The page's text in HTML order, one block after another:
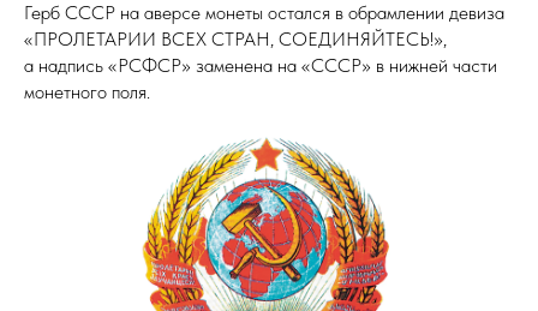
Герб СССР на аверсе монеты остался в обрамлении девиза
«ПРОЛЕТАРИИ ВСЕХ СТРАН, СОЕДИНЯЙТЕСЬ!»,
а надпись «РСФСР» заменена на «СССР» в нижней части
монетного поля.